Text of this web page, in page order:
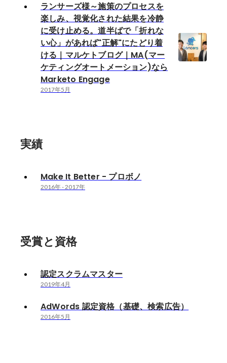
ランサーズ様～施策のプロセスを
楽しみ、視覚化された結果を冷静
に受け止める。道半ばで「折れな
い心」があれば"正解"にたどり着
ける｜マルケトブログ｜MA(マー
ケティングオートメーション)なら
Marketo Engage
2017年5月
実績
Make It Better - プロボノ
2016年-2017年
受賞と資格
認定スクラムマスター
2019年4月
AdWords 認定資格（基礎、検索広告）
2016年5月